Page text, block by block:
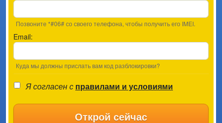
Позвоните *#06# со своего телефона, чтобы получить его IMEI.
Email:
Куда мы должны прислать вам код разблокировки?
Я согласен с правилами и условиями
Открой сейчас